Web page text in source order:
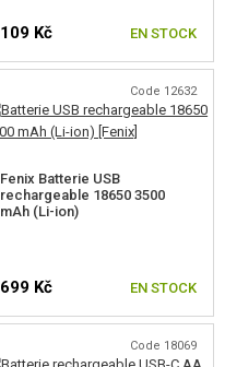
109 Kč EN STOCK
Code 12632
Fenix Batterie USB
rechargeable 18650 3500
mAh (Li-ion)
699 Kč EN STOCK
Code 18069